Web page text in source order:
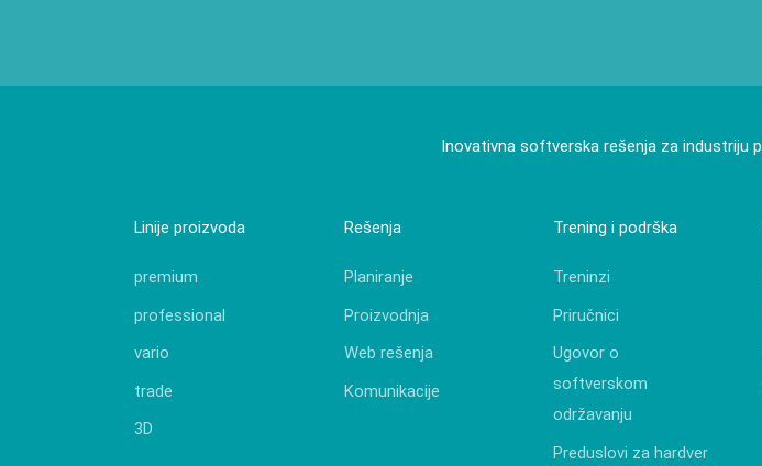
Inovativna softverska rešenja za industriju
Linije proizvoda
premium
professional
vario
trade
3D
Rešenja
Planiranje
Proizvodnja
Web rešenja
Komunikacije
Trening i podrška
Treninzi
Priručnici
Ugovor o
softverskom
održavanju
Preduslovi za hardver